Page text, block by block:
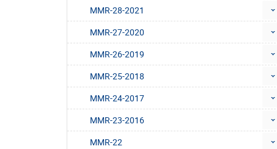
MMR-28-2021
MMR-27-2020
MMR-26-2019
MMR-25-2018
MMR-24-2017
MMR-23-2016
MMR-22